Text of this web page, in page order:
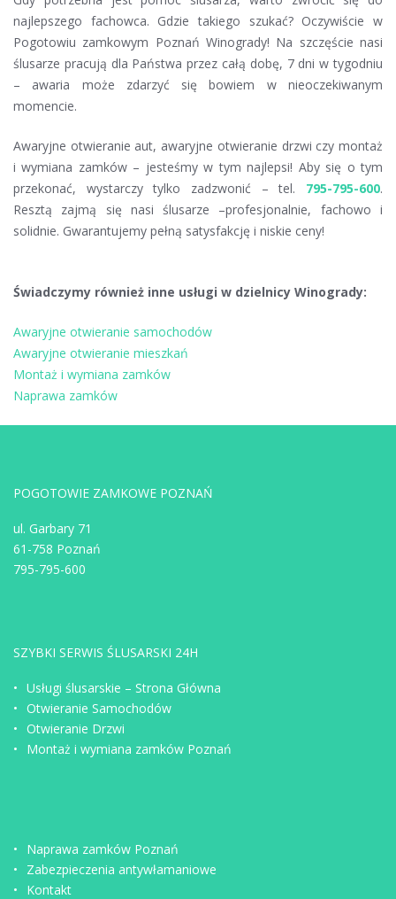
najlepszego fachowca. Gdzie takiego szukać? Oczywiście w
Pogotowiu zamkowym Poznań Winogrady! Na szczęście nasi
ślusarze pracują dla Państwa przez całą dobę, 7 dni w tygodniu
– awaria może zdarzyć się bowiem w nieoczekiwanym
momencie.
Awaryjne otwieranie aut, awaryjne otwieranie drzwi czy montaż
i wymiana zamków – jesteśmy w tym najlepsi! Aby się o tym
przekonać, wystarczy tylko zadzwonić – tel. 795-795-600.
Resztą zajmą się nasi ślusarze –profesjonalnie, fachowo i
solidnie. Gwarantujemy pełną satysfakcję i niskie ceny!
Świadczymy również inne usługi w dzielnicy Winogrady:
Awaryjne otwieranie samochodów
Awaryjne otwieranie mieszkań
Montaż i wymiana zamków
Naprawa zamków
POGOTOWIE ZAMKOWE POZNAŃ
ul. Garbary 71
61-758 Poznań
795-795-600
SZYBKI SERWIS ŚLUSARSKI 24H
Usługi ślusarskie – Strona Główna
Otwieranie Samochodów
Otwieranie Drzwi
Montaż i wymiana zamków Poznań
Naprawa zamków Poznań
Zabezpieczenia antywłamaniowe
Kontakt